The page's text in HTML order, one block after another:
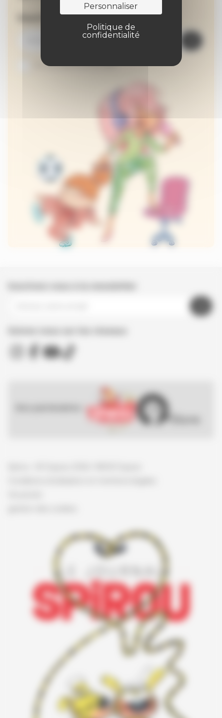
Personnaliser
Politique de
confidentialité
Inscrivez-vous à la newsletter
Je suis abonné au site